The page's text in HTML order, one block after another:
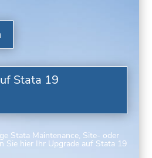
Stata 19
Stata Maintenance, Site- oder
Sie hier Ihr Upgrade auf Stata 19